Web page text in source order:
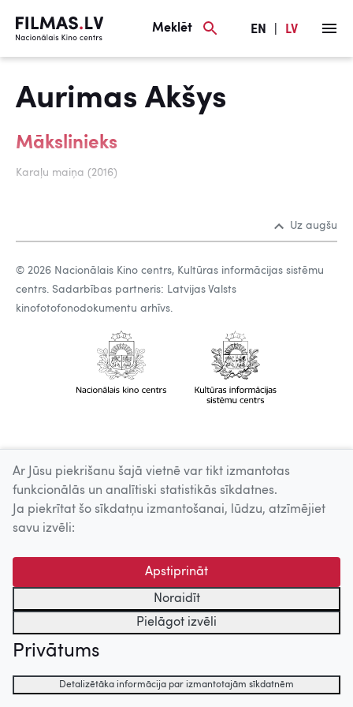
Meklēt EN LV
Aurimas Akšys
Mākslinieks
Karaļu maiņa (2016)
Uz augšu
© 2026 Nacionālais Kino centrs, Kultūras informācijas sistēmu
centrs. Sadarbības partneris: Latvijas Valsts
kinofotofonodokumentu arhīvs.
Ar Jūsu piekrišanu šajā vietnē var tikt izmantotas
funkcionālās un analītiski statistikās sīkdatnes.
Ja piekrītat šo sīkdatņu izmantošanai, lūdzu, atzīmējiet
savu izvēli:
Apstiprināt
Noraidīt
Pielāgot izvēli
Privātums
Detalizētāka informācija par izmantotajām sīkdatnēm